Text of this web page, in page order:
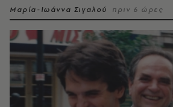
Μαρία-Ιωάννα Σιγαλού πριν 6 ώρες